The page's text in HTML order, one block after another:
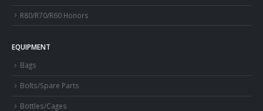
R80/R70/R60 Honors
EQUIPMENT
Bags
Bolts/Spare Parts
Bottles/Cages